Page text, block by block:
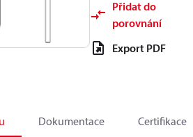
Přidat do
porovnání
Export PDF
Dokumentace Certifikace